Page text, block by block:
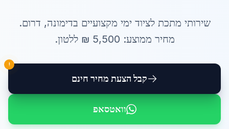
שירותי מתכת לציוד ימי מקצועיים בדימונה, דרום.
מחיר ממוצע: 5,500 ₪ ללטון.
קבל הצעת מחיר חינם
!
וואטסאפ